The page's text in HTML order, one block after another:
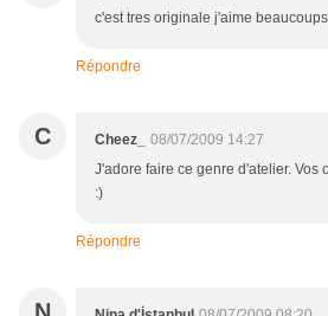
c'est tres originale j'aime
Répondre
C Cheez_
08/07/2009 14:27
J'adore faire ce genre d'atelier. Vos
:)
Répondre